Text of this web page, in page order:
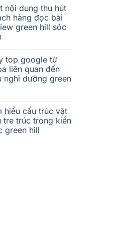
nội dung thu hút
hàng đọc bài
green hill sóc
top google từ
liên quan đến
nghỉ dưỡng green
hiểu cấu trúc vật
tre trúc trong kiến
green hill